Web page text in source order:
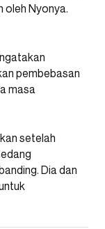
oleh Nyonya.
pembebasan
masa
setelah
Dia dan